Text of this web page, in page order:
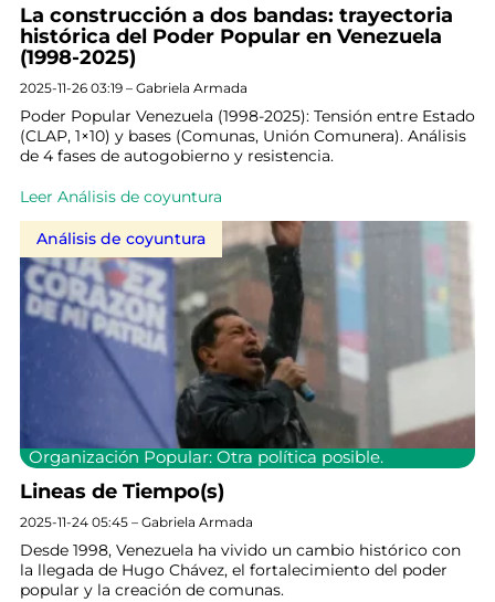
La construcción a dos bandas: trayectoria
histórica del Poder Popular en Venezuela
(1998-2025)
2025-11-26 03:19 – Gabriela Armada
Poder Popular Venezuela (1998-2025): Tensión entre Estado
(CLAP, 1×10) y bases (Comunas, Unión Comunera). Análisis
de 4 fases de autogobierno y resistencia.
Leer Análisis de coyuntura
Análisis de coyuntura
Organización Popular: Otra política posible.
Lineas de Tiempo(s)
2025-11-24 05:45 – Gabriela Armada
Desde 1998, Venezuela ha vivido un cambio histórico con
la llegada de Hugo Chávez, el fortalecimiento del poder
popular y la creación de comunas.